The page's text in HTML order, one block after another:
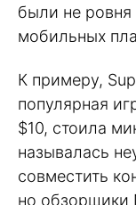
были не
мобильных
К примеру,
популярная
$10, стоила
называлась
совместить
но обзорщики